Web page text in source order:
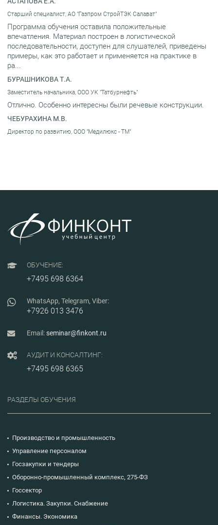
Старший специалист, АО "Газпром СтройТЭК Салават"
Программа обучения оставила положительные
впечатления. Материал построен в логистической
последовательности, доступен для слушателей, приведены
примеры, как это работает и применяется на практике в
ра...
БУРАШНИКОВА Т.А.
Заместитель начальника, ООО УК "Татбурнефть"
Отлично. Особенно интересны были речевые конструкции.
ЧЕБУРАХИНА М.В.
Директор по развитию, ООО "Медилюкс - ТМ"
ОБУЧЕНИЕ:
+7495 698 6364
WhatsApp, Telegram, Viber:
+7926 013 3476
Email:seminar@finkont.ru
АУДИТ И КОНСАЛТИНГ:
+7495 698 6365
РАЗДЕЛЫ ОБУЧЕНИЯ
Производство и промышленность
Управление персоналом
Госзакупки и тендеры
Оборонно-промышленный комплекс, 275-ФЗ
Госсектор
Логистика. Закупки. Снабжение
Финансы. Экономика